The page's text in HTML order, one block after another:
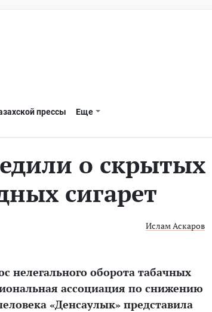
прессы Еще
о скрытых
сигарет
Ислам Аскаров
нелегального оборота табачных
ассоциация по снижению
«Денсаулык» представила